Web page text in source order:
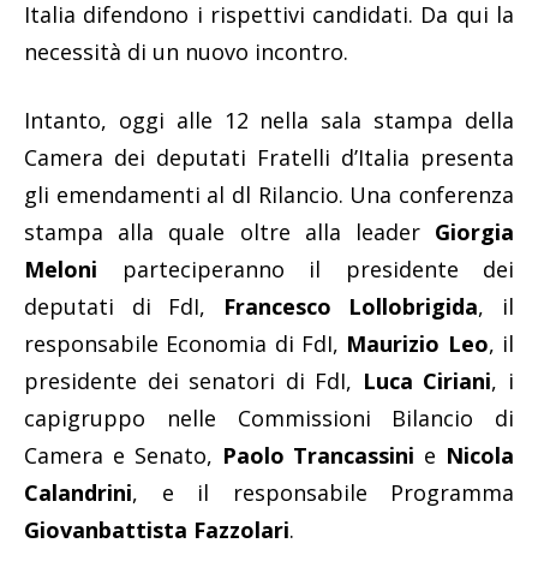
Italia difendono i rispettivi candidati. Da qui la
necessità di un nuovo incontro.
Intanto, oggi alle 12 nella sala stampa della
Camera dei deputati Fratelli d’Italia presenta
gli emendamenti al dl Rilancio. Una conferenza
stampa alla quale oltre alla leader Giorgia
Meloni parteciperanno il presidente dei
deputati di FdI, Francesco Lollobrigida, il
responsabile Economia di FdI, Maurizio Leo, il
presidente dei senatori di FdI, Luca Ciriani, i
capigruppo nelle Commissioni Bilancio di
Camera e Senato, Paolo Trancassini e Nicola
Calandrini, e il responsabile Programma
Giovanbattista Fazzolari.